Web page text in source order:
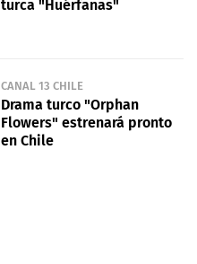
turca "Huérfanas"
CANAL 13 CHILE
Drama turco "Orphan
Flowers" estrenará pronto
en Chile